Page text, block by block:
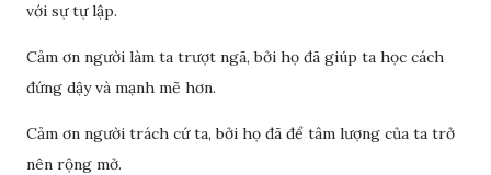
với sự tự lập.
Cảm ơn người làm ta trượt ngã, bởi họ đã giúp ta học cách
đứng dậy và mạnh mẽ hơn.
Cảm ơn người trách cứ ta, bởi họ đã để tâm lượng của ta trở
nên rộng mở.